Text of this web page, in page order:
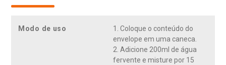
Modo de uso
1. Coloque o conteúdo do
envelope em uma caneca.
2. Adicione 200ml de água
fervente e misture por 15